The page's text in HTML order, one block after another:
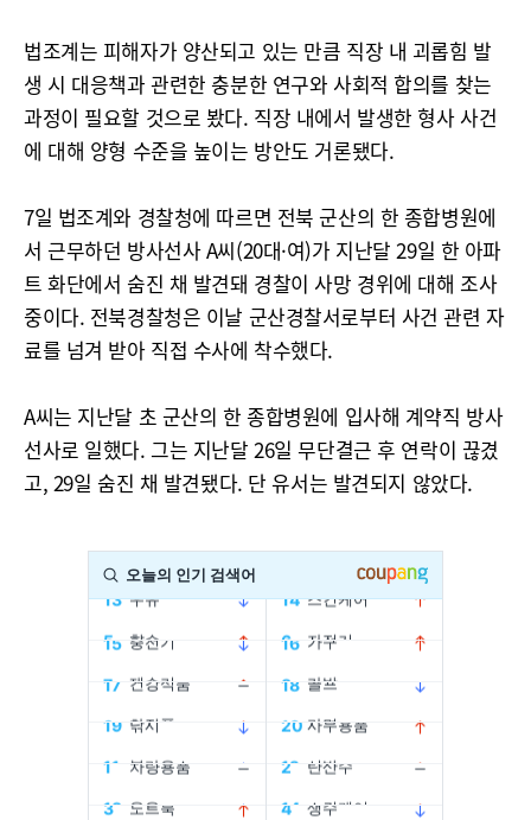
법조계는 피해자가 양산되고 있는 만큼 직장 내 괴롭힘 발
생 시 대응책과 관련한 충분한 연구와 사회적 합의를 찾는
과정이 필요할 것으로 봤다. 직장 내에서 발생한 형사 사건
에 대해 양형 수준을 높이는 방안도 거론됐다.
7일 법조계와 경찰청에 따르면 전북 군산의 한 종합병원에
서 근무하던 방사선사 A씨(20대·여)가 지난달 29일 한 아파
트 화단에서 숨진 채 발견돼 경찰이 사망 경위에 대해 조사
중이다. 전북경찰청은 이날 군산경찰서로부터 사건 관련 자
료를 넘겨 받아 직접 수사에 착수했다.
A씨는 지난달 초 군산의 한 종합병원에 입사해 계약직 방사
선사로 일했다. 그는 지난달 26일 무단결근 후 연락이 끊겼
고, 29일 숨진 채 발견됐다. 단 유서는 발견되지 않았다.